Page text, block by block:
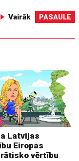
Vairāk PASAULE
Latvijas
Eiropas
vērtību